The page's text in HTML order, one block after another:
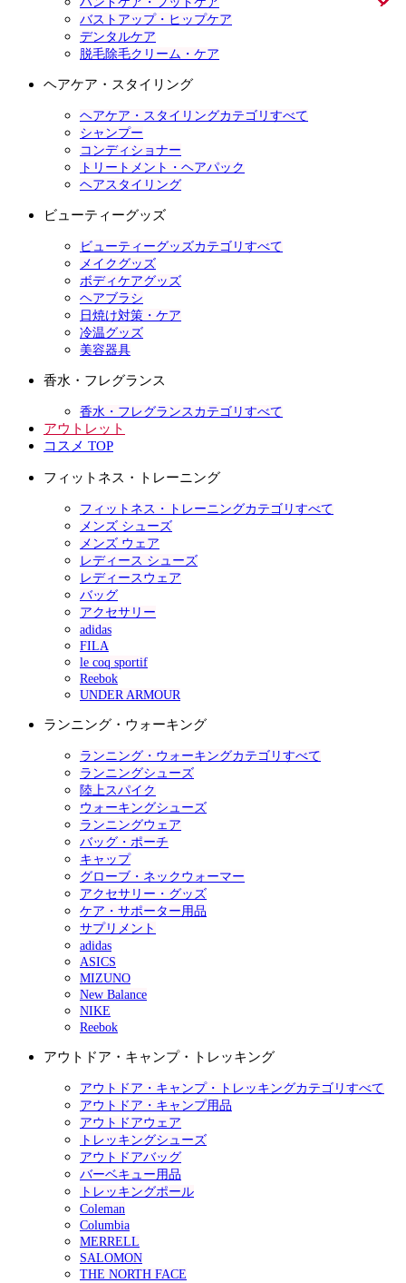
バストアップ・ヒップケア
デンタルケア
脱毛除毛クリーム・ケア
ヘアケア・スタイリング
ヘアケア・スタイリングカテゴリすべて
シャンプー
コンディショナー
トリートメント・ヘアパック
ヘアスタイリング
ビューティーグッズ
ビューティーグッズカテゴリすべて
メイクグッズ
ボディケアグッズ
ヘアブラシ
日焼け対策・ケア
冷温グッズ
美容器具
香水・フレグランス
香水・フレグランスカテゴリすべて
アウトレット
コスメ TOP
フィットネス・トレーニング
フィットネス・トレーニングカテゴリすべて
メンズ シューズ
メンズ ウェア
レディース シューズ
レディースウェア
バッグ
アクセサリー
adidas
FILA
le coq sportif
Reebok
UNDER ARMOUR
ランニング・ウォーキング
ランニング・ウォーキングカテゴリすべて
ランニングシューズ
陸上スパイク
ウォーキングシューズ
ランニングウェア
バッグ・ポーチ
キャップ
グローブ・ネックウォーマー
アクセサリー・グッズ
ケア・サポーター用品
サプリメント
adidas
ASICS
MIZUNO
New Balance
NIKE
Reebok
アウトドア・キャンプ・トレッキング
アウトドア・キャンプ・トレッキングカテゴリすべて
アウトドア・キャンプ用品
アウトドアウェア
トレッキングシューズ
アウトドアバッグ
バーベキュー用品
トレッキングポール
Coleman
Columbia
MERRELL
SALOMON
THE NORTH FACE